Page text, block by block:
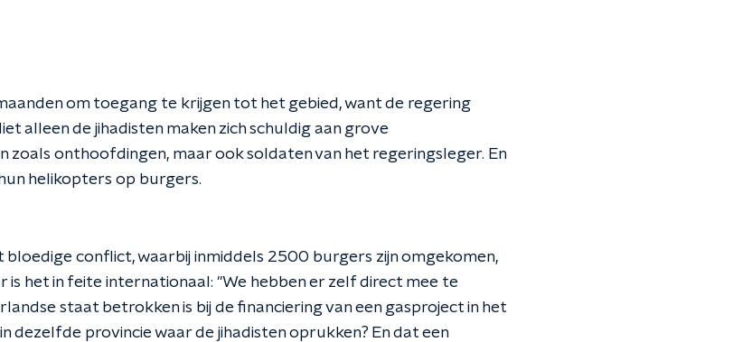
om toegang te krijgen tot het gebied, want de regering
alleen de jihadisten maken zich schuldig aan grove
zoals onthoofdingen, maar ook soldaten van het regeringsleger. En
helikopters op burgers.
bloedige conflict, waarbij inmiddels 2500 burgers zijn omgekomen,
is het in feite internationaal: ''We hebben er zelf direct mee te
staat betrokken is bij de financiering van een gasproject in het
dezelfde provincie waar de jihadisten oprukken? En dat een